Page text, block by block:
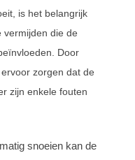
is het belangrijk
vermijden die de
Door
zorgen dat de
zijn enkele fouten
snoeien kan de